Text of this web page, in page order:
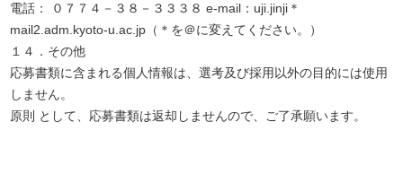
電話： ０７７４－３８－３３３８ e-mail：uji.jinji＊
mail2.adm.kyoto-u.ac.jp（＊を＠に変えてください。）
１４．その他
応募書類に含まれる個人情報は、選考及び採用以外の目的には使用
しません。
原則 として、応募書類は返却しませんので、ご了承願います。